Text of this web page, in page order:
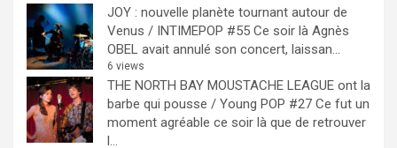
JOY : nouvelle planète tournant autour de
Venus / INTIMEPOP #55 Ce soir là Agnès
OBEL avait annulé son concert, laissan...
6 views
THE NORTH BAY MOUSTACHE LEAGUE ont la
barbe qui pousse / Young POP #27 Ce fut un
moment agréable ce soir là que de retrouver
l...